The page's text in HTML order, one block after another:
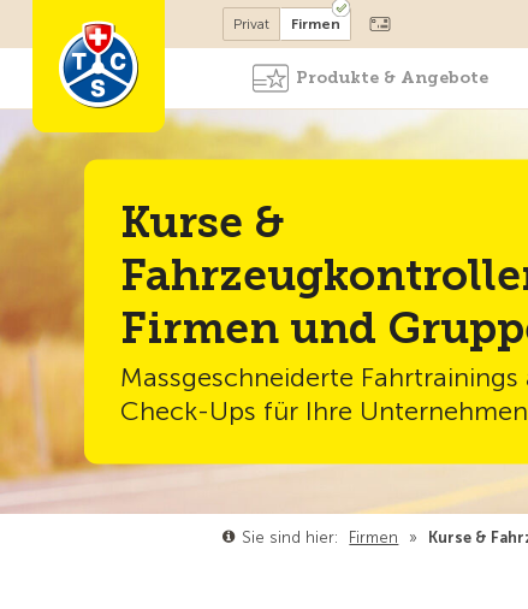
Mitglied werden
Privat Firmen
Produkte & Angebote
Kurse &
Firmen und
Massgeschneiderte Fahrtrainings
Check-Ups für Ihre
Sie sind hier: Firmen » Kurse &